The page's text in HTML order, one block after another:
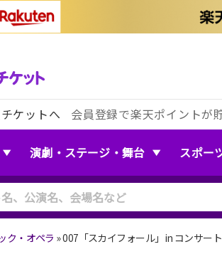
ケットへ 会員登録で楽天ポイントが
演劇・ステージ・舞台 スポー
ク・オペラ »007「スカイフォール」in コンサート